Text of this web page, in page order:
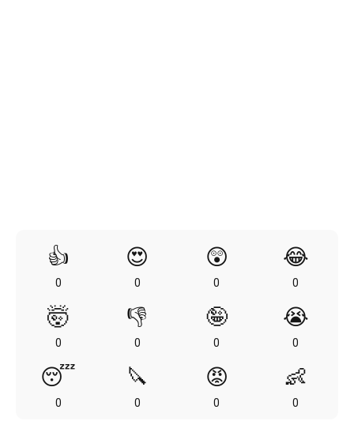
👍
0
😍
0
😲
0
😂
0
🤯
0
👎
0
🤪
0
😭
0
😴
0
🔪
0
😡
0
👶
0